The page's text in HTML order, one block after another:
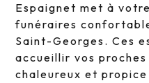
Espaignet met à
funéraires
Saint-Georges. Ces
accueillir vos proches
chaleureux et